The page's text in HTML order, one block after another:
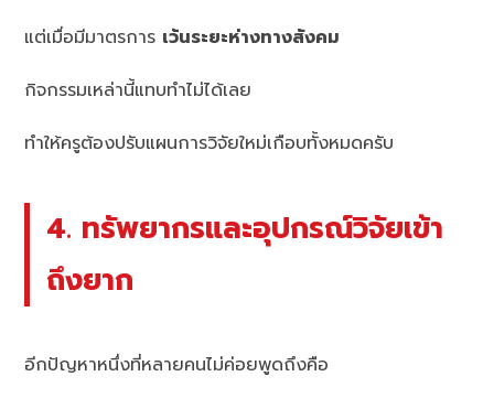
แต่เมื่อมีมาตรการ เว้นระยะห่างทางสังคม
กิจกรรมเหล่านี้แทบทำไม่ได้เลย
ทำให้ครูต้องปรับแผนการวิจัยใหม่เกือบทั้งหมดครับ
4. ทรัพยากรและอุปกรณ์วิจัยเข้า
ถึงยาก
อีกปัญหาหนึ่งที่หลายคนไม่ค่อยพูดถึงคือ